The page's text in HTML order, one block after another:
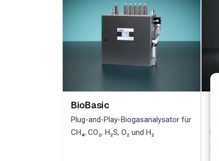
BioBasic
Plug-and-Play-Biogasanalysator für
CH₄, CO₂, H₂S, O₂ und H₂